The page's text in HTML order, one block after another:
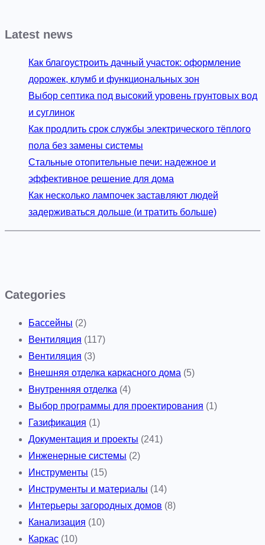
Latest news
Как благоустроить дачный участок: оформление
дорожек, клумб и функциональных зон
Выбор септика под высокий уровень грунтовых вод
и суглинок
Как продлить срок службы электрического тёплого
пола без замены системы
Стальные отопительные печи: надежное и
эффективное решение для дома
Как несколько лампочек заставляют людей
задерживаться дольше (и тратить больше)
Categories
Бассейны (2)
Вентиляция (117)
Вентиляция (3)
Внешняя отделка каркасного дома (5)
Внутренняя отделка (4)
Выбор программы для проектирования (1)
Газификация (1)
Документация и проекты (241)
Инженерные системы (2)
Инструменты (15)
Инструменты и материалы (14)
Интерьеры загородных домов (8)
Канализация (10)
Каркас (10)